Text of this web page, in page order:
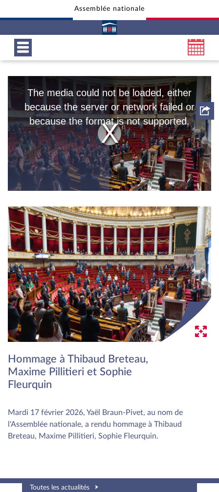
Aller en bas de la pageAssemblée nationale
Play
Video
window.
The media could not be loaded, either
because the server or network failed or
because the format is not supported.
Hommage à Thibaud Breteau,
Maxime Pillitieri et Sophie
Fleurquin
Mardi 17 février 2026, Yaël Braun-Pivet, au nom de
l'Assemblée nationale, a rendu hommage à Thibaud
Breteau, Maxime Pillitieri, Sophie Fleurquin.
Toutes les actualités